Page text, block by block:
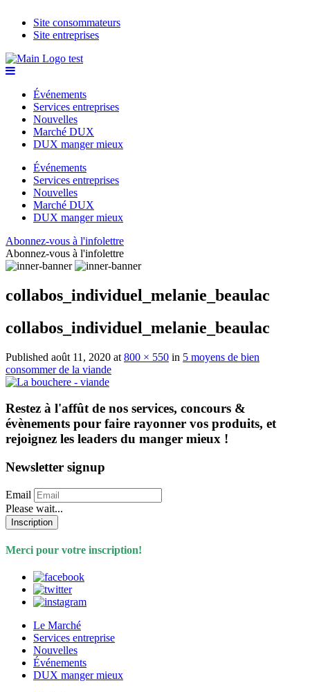
Site consommateurs
Site entreprises
Événements
Services entreprises
Nouvelles
Marché DUX
DUX manger mieux
Événements
Services entreprises
Nouvelles
Marché DUX
DUX manger mieux
Abonnez-vous à l'infolettre
Abonnez-vous à l'infolettre
collabos_individuel_melanie_beaulac
collabos_individuel_melanie_beaulac
Published août 11, 2020 at 800 × 550 in 5 moyens de bien
consommer de la viande
Restez à l'affût de nos services, concours &
évènements pour faire rayonner vos produits, et
rejoignez les leaders du manger mieux !
Newsletter signup
Email
Please wait...
Inscription
Merci pour votre inscription!
Le Marché
Services entreprise
Nouvelles
Événements
DUX manger mieux